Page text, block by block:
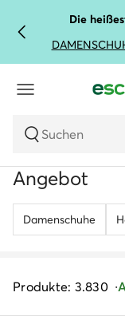
Die
Suchen
Angebot
Damenschuhe
Produkte: 3.830